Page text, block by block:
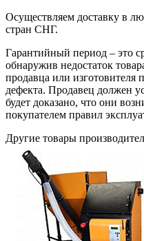
Осуществляем доставку в
стран СНГ.
Гарантийный период – это
обнаружив недостаток
продавца или
дефекта. Продавец должен
будет доказано, что они
покупателем правил
Другие товары